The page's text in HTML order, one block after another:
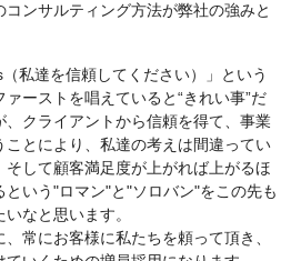
ンサルティング方法が弊社の強みと
私達を信頼してください）」という
ーストを唱えていると“きれい事”だ
、クライアントから信頼を得て、事業
とにより、私達の考えは間違ってい
して顧客満足度が上がれば上がるほ
いう"ロマン"と"ソロバン"をこの先も
なと思います。
常にお客様に私たちを頼って頂き、